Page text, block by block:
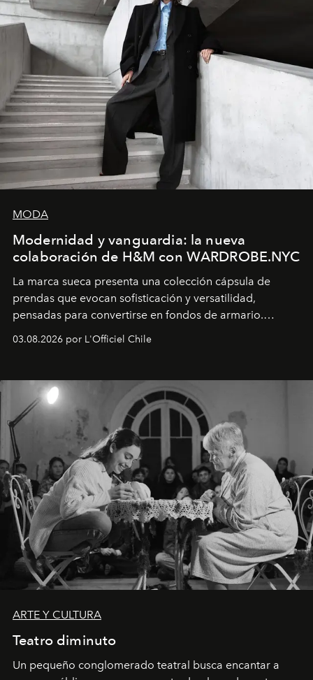
MODA
Modernidad y vanguardia: la nueva
colaboración de H&M con WARDROBE.NYC
La marca sueca presenta una colección cápsula de
prendas que evocan sofisticación y versatilidad,
pensadas para convertirse en fondos de armario.
03.08.2026 por L'Officiel Chile
ARTE Y CULTURA
Teatro diminuto
Un pequeño conglomerado teatral busca encantar a